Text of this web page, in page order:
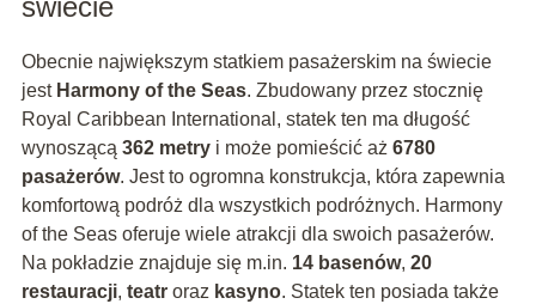
świecie
Obecnie największym statkiem pasażerskim na świecie
jest Harmony of the Seas. Zbudowany przez stocznię
Royal Caribbean International, statek ten ma długość
wynoszącą 362 metryi może pomieścić aż 6780
pasażerów. Jest to ogromna konstrukcja, która zapewnia
komfortową podróż dla wszystkich podróżnych. Harmony
of the Seas oferuje wiele atrakcji dla swoich pasażerów.
Na pokładzie znajduje się m.in. 14 basenów, 20
restauracji, teatroraz kasyno. Statek ten posiada także